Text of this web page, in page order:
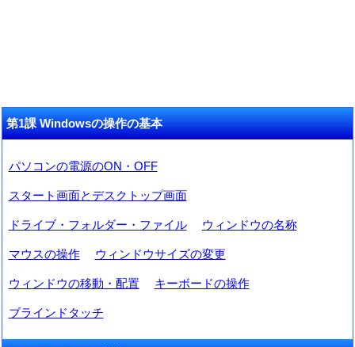
第1課 Windowsの操作の基本
パソコンの電源のON・OFF
スタート画面とデスクトップ画面
ドライブ・フォルダー・ファイル ウィンドウの名称
マウスの操作 ウィンドウサイズの変更
ウィンドウの移動・配置 キーボードの操作
ブラインドタッチ